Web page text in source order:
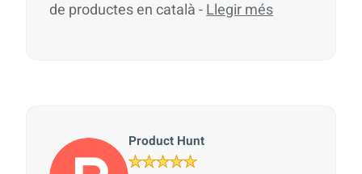
de productes en català -Llegir més
Product Hunt